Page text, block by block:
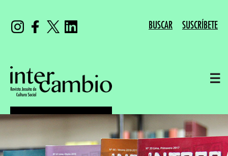
BUSCAR SUSCRÍBETE
☰